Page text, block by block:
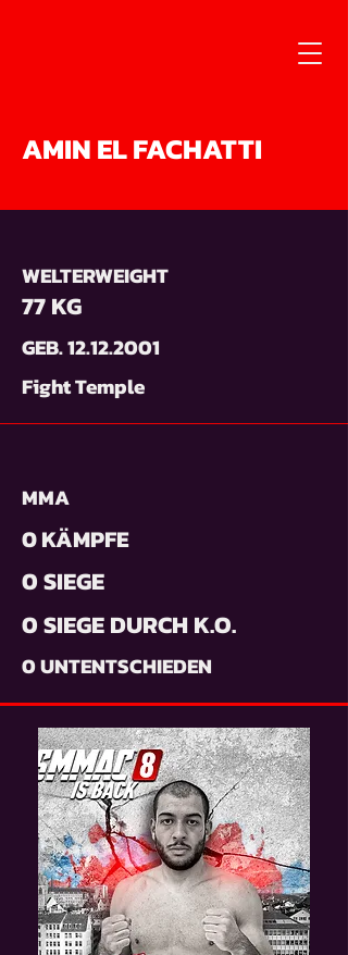
AMIN EL FACHATTI
WELTERWEIGHT
77 KG
GEB.12.12.2001
Fight Temple
MMA
0 KÄMPFE
0 SIEGE
0 SIEGE DURCH K.O.
0 UNTENTSCHIEDEN